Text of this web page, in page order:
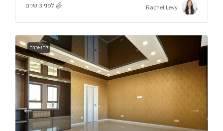
Rachel Levy לפני 3 שנים
להשכרה